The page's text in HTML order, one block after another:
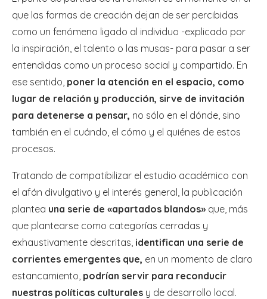
que las formas de creación dejan de ser percibidas
como un fenómeno ligado al individuo -explicado por
la inspiración, el talento o las musas- para pasar a ser
entendidas como un proceso social y compartido. En
ese sentido, poner la atención en el espacio, como
lugar de relación y producción, sirve de invitación
para detenerse a pensar, no sólo en el dónde, sino
también en el cuándo, el cómo y el quiénes de estos
procesos.
Tratando de compatibilizar el estudio académico con
el afán divulgativo y el interés general, la publicación
plantea una serie de «apartados blandos» que, más
que plantearse como categorías cerradas y
exhaustivamente descritas, identifican una serie de
corrientes emergentes que, en un momento de claro
estancamiento, podrían servir para reconducir
nuestras políticas culturales y de desarrollo local.